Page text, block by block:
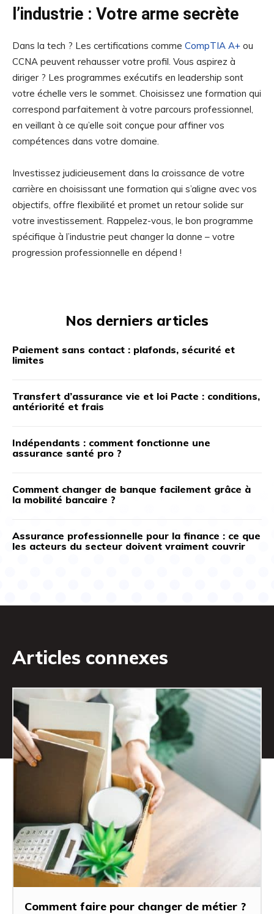
l’industrie : Votre arme secrète
Dans la tech ? Les certifications comme CompTIA A+ ou
CCNA peuvent rehausser votre profil. Vous aspirez à
diriger ? Les programmes exécutifs en leadership sont
votre échelle vers le sommet. Choisissez une formation qui
correspond parfaitement à votre parcours professionnel,
en veillant à ce qu’elle soit conçue pour affiner vos
compétences dans votre domaine.
Investissez judicieusement dans la croissance de votre
carrière en choisissant une formation qui s’aligne avec vos
objectifs, offre flexibilité et promet un retour solide sur
votre investissement. Rappelez-vous, le bon programme
spécifique à l’industrie peut changer la donne – votre
progression professionnelle en dépend !
Nos derniers articles
Paiement sans contact : plafonds, sécurité et
limites
Transfert d’assurance vie et loi Pacte : conditions,
antériorité et frais
Indépendants : comment fonctionne une
assurance santé pro ?
Comment changer de banque facilement grâce à
la mobilité bancaire ?
Assurance professionnelle pour la finance : ce que
les acteurs du secteur doivent vraiment couvrir
Articles connexes
Comment faire pour changer de métier ?